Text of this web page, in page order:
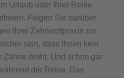
Urlaub oder Ihrer Reise
Folgen Sie darüber
Ihrer Zahnarztpraxis zur
sein, dass Ihnen kein
Zähne droht. Und schon gar
der Reise. Das